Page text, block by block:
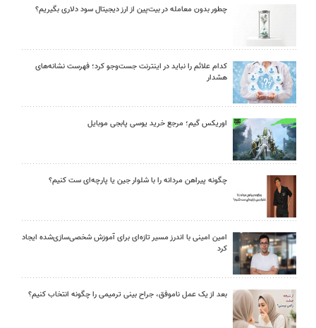
چطور بدون معامله در بیت‌پین از ارز دیجیتال سود دلاری بگیریم؟
کدام علائم را نباید در اینترنت جست‌وجو کرد؛ فهرست نشانه‌های
هشدار
اوریکس گیم؛ مرجع خرید یوسی پابجی موبایل
چگونه پیراهن مردانه را با شلوار جین یا پارچه‌ای ست کنیم؟
امین امینی با اندرز مسیر تازه‌ای برای آموزش شخصی‌سازی‌شده ایجاد
کرد
بعد از یک عمل ناموفق، جراح بینی ترمیمی را چگونه انتخاب کنیم؟